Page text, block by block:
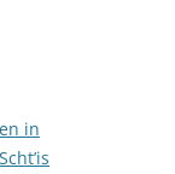
in